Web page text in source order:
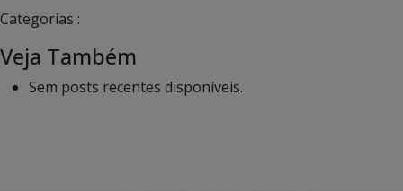
Categorias :
Veja Também
Sem posts recentes disponíveis.